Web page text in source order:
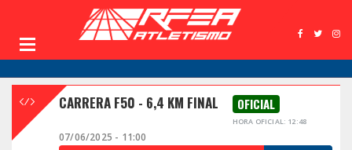
CARRERA F50 - 6,4 KM FINAL OFICIAL
HORA OFICIAL: 12:48
07/06/2025 - 11:00